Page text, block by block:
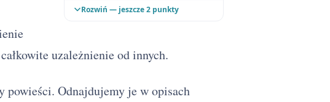
Filozoficzny szkielet – od Mitu
Inspiracje literackie
Rozwiń — jeszcze 2 punkty
uzależnienie od innych.
powieści. Odnajdujemy je w opisach